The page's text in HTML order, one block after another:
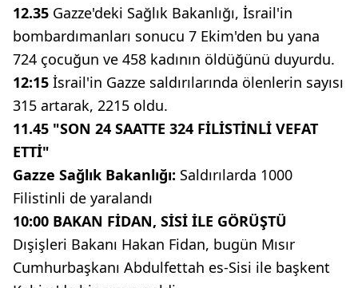
12.35 Gazze'deki Sağlık Bakanlığı, İsrail'in
bombardımanları sonucu 7 Ekim'den bu yana
724 çocuğun ve 458 kadının öldüğünü duyurdu.
12:15 İsrail'in Gazze saldırılarında ölenlerin sayısı
315 artarak, 2215 oldu.
11.45 "SON 24 SAATTE 324 FİLİSTİNLİ VEFAT
ETTİ"
Gazze Sağlık Bakanlığı: Saldırılarda 1000
Filistinli de yaralandı
10:00 BAKAN FİDAN, SİSİ İLE GÖRÜŞTÜ
Dışişleri Bakanı Hakan Fidan, bugün Mısır
Cumhurbaşkanı Abdulfettah es-Sisi ile başkent